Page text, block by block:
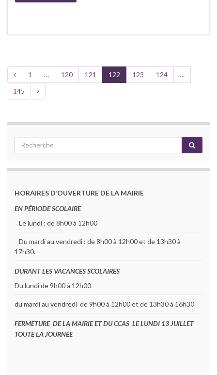
1 … 120 121 122 123 124
…
145
HORAIRES D’OUVERTURE DE LA MAIRIE
EN PÉRIODE SCOLAIRE
Le lundi : de 8h00 à 12h00
Du mardi au vendredi : de 8h00 à 12h00 et de 13h30 à
17h30.
DURANT LES VACANCES SCOLAIRES
Du lundi de 9h00 à 12h00
du mardi au vendredi de 9h00 à 12h00 et de 13h30 à 16h30
FERMETURE DE LA MAIRIE ET DU CCAS LE LUNDI 13 JUILLET
TOUTE LA JOURNÉE